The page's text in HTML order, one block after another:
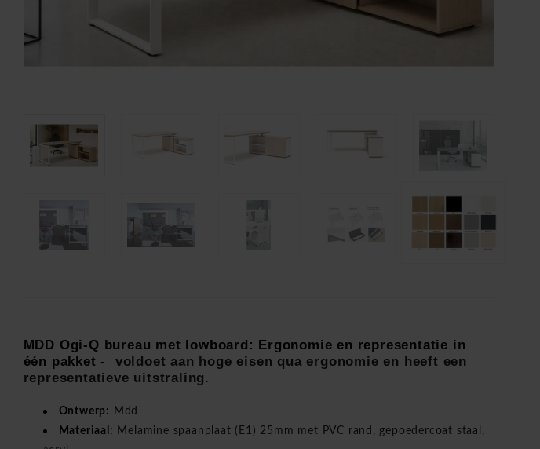
MDD Ogi-Q bureau met lowboard: Ergonomie en representatie in
één pakket -
voldoet aan hoge eisen qua ergonomie en heeft een
representatieve uitstraling.
Ontwerp:
Mdd
Materiaal: Melamine spaanplaat (E1) 25mm met PVC rand, gepoedercoat staal,